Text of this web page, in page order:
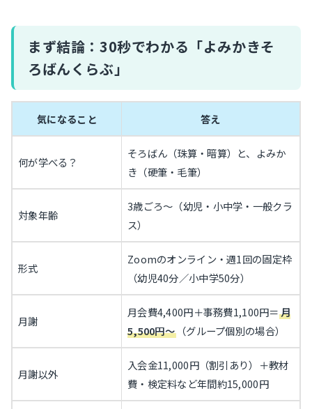
まず結論：30秒でわかる「よみかきそ
ろばんくらぶ」
気になること 答え
何が学べる？
そろばん（珠算・暗算）と、よみか
き（硬筆・毛筆）
対象年齢
3歳ごろ〜（幼児・小中学・一般クラ
ス）
形式
Zoomのオンライン・週1回の固定枠
（幼児40分／小中学50分）
月謝
月会費4,400円＋事務費1,100円＝月
5,500円〜 （グループ個別の場合）
月謝以外
入会金11,000円（割引あり）＋教材
費・検定料など年間約15,000円